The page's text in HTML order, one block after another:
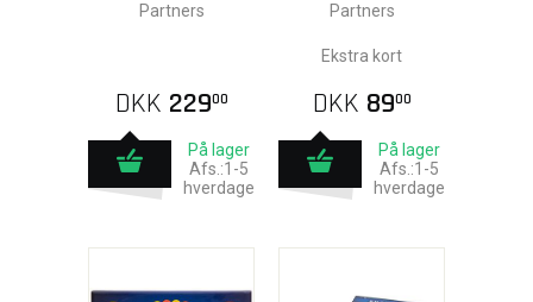
Partners
DKK 22900
På lager
Afs.:1-5
hverdage
Partners
Ekstra kort
DKK 8900
På lager
Afs.:1-5
hverdage